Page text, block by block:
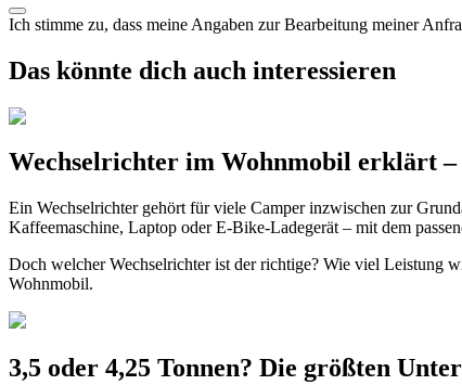
Ich stimme zu, dass meine Angaben zur Bearbeitung meiner
Das könnte dich auch interessieren
Wechselrichter im Wohnmobil erklärt
Ein Wechselrichter gehört für viele Camper inzwischen zur
Kaffeemaschine, Laptop oder E-Bike-Ladegerät – mit dem
Doch welcher Wechselrichter ist der richtige? Wie viel Leistung
Wohnmobil.
3,5 oder 4,25 Tonnen? Die größten